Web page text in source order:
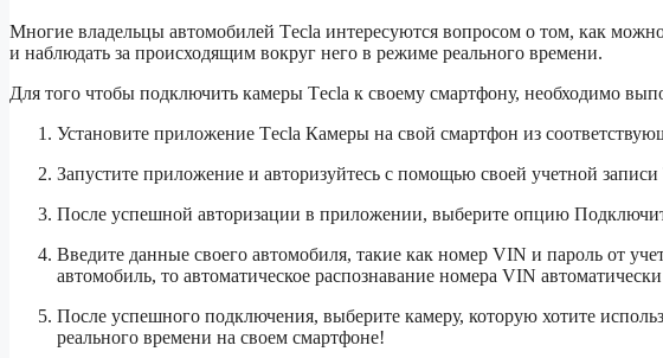
Многие владельцы автомобилей Tесla интересуются вопросом о том, как
и наблюдать за происходящим вокруг него в режиме реального времени.
Для того чтобы подключить камеры Tесla к своему смартфону, необходимо
Установите приложение Tесla Камеры на свой смартфон из
Запустите приложение и авторизуйтесь с помощью своей учетной записи
После успешной авторизации в приложении, выберите опцию
Введите данные своего автомобиля, такие как номер VIN и пароль от
автомобиль, то автоматическое распознавание номера VIN
После успешного подключения, выберите камеру, которую хотите
реального времени на своем смартфоне!